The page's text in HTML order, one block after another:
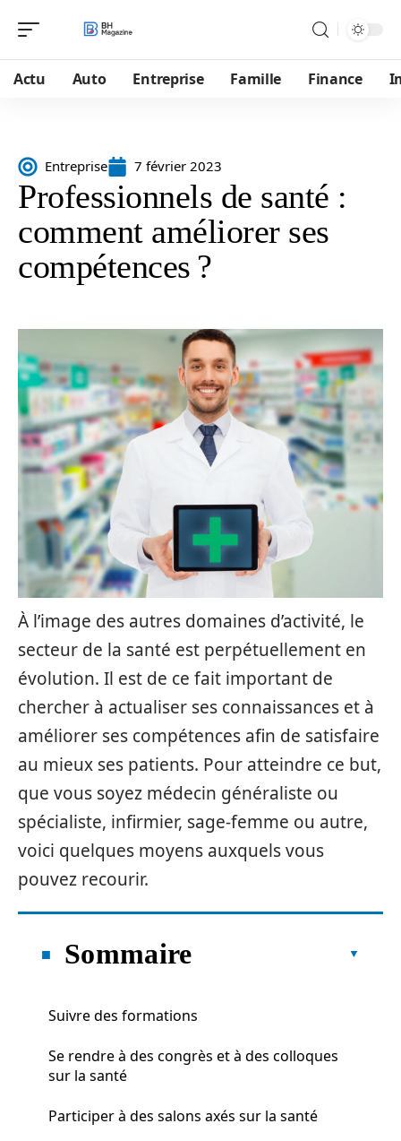
Actu Auto Entreprise Famille Finance
Entreprise 7 février 2023
Professionnels de santé :
comment améliorer ses
compétences ?
À l’image des autres domaines d’activité, le
secteur de la santé est perpétuellement en
évolution. Il est de ce fait important de
chercher à actualiser ses connaissances et à
améliorer ses compétences afin de satisfaire
au mieux ses patients. Pour atteindre ce but,
que vous soyez médecin généraliste ou
spécialiste, infirmier, sage-femme ou autre,
voici quelques moyens auxquels vous
pouvez recourir.
Sommaire
Suivre des formations
Se rendre à des congrès et à des colloques
sur la santé
Participer à des salons axés sur la santé